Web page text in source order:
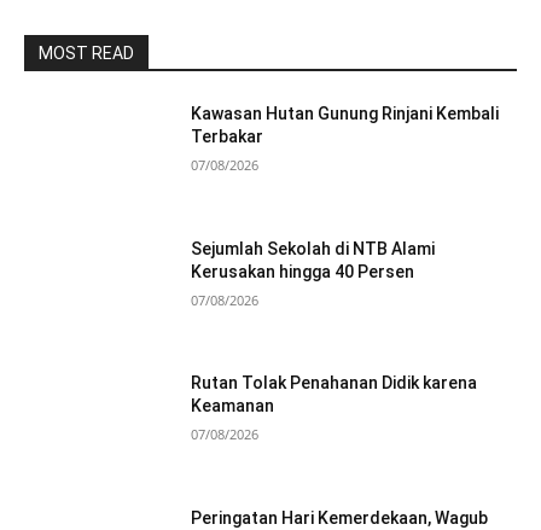
MOST READ
Kawasan Hutan Gunung Rinjani Kembali
Terbakar
07/08/2026
Sejumlah Sekolah di NTB Alami
Kerusakan hingga 40 Persen
07/08/2026
Rutan Tolak Penahanan Didik karena
Keamanan
07/08/2026
Peringatan Hari Kemerdekaan, Wagub